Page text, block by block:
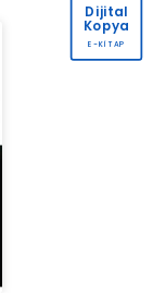
Dijital
Kopya
E-KİTAP